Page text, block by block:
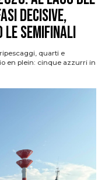
decisive,
le semifinali
quarti e
en plein: cinque azzurri in